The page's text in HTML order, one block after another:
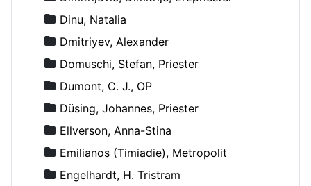
Dinu, Natalia
Dmitriyev, Alexander
Domuschi, Stefan, Priester
Dumont, C. J., OP
Düsing, Johannes, Priester
Ellverson, Anna-Stina
Emilianos (Timiadie), Metropolit
Engelhardt, H. Tristram